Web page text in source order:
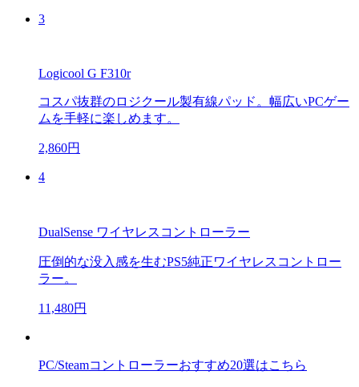
3
Logicool G F310r
コスパ抜群のロジクール製有線パッド。幅広いPCゲー
ムを手軽に楽しめます。
2,860円
4
DualSense ワイヤレスコントローラー
圧倒的な没入感を生むPS5純正ワイヤレスコントロー
ラー。
11,480円
PC/Steamコントローラーおすすめ20選はこちら